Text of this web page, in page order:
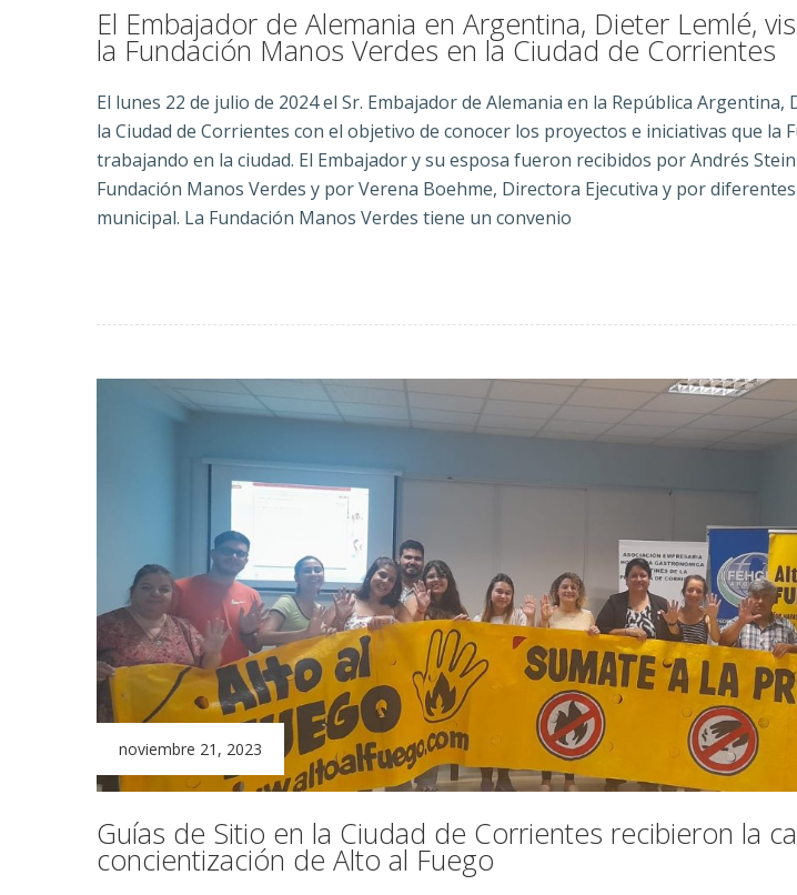
El Embajador de Alemania en Argentina, Dieter Lemlé,
la Fundación Manos Verdes en la Ciudad de Corrientes
El lunes 22 de julio de 2024 el Sr. Embajador de Alemania en la República
la Ciudad de Corrientes con el objetivo de conocer los proyectos e iniciativas que la
trabajando en la ciudad. El Embajador y su esposa fueron recibidos por Andrés
Fundación Manos Verdes y por Verena Boehme, Directora Ejecutiva y por
municipal. La Fundación Manos Verdes tiene un convenio
noviembre 21, 2023
Guías de Sitio en la Ciudad de Corrientes recibieron la
concientización de Alto al Fuego